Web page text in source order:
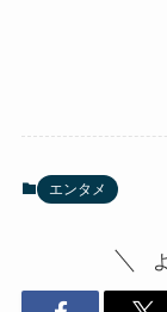
エンタメ